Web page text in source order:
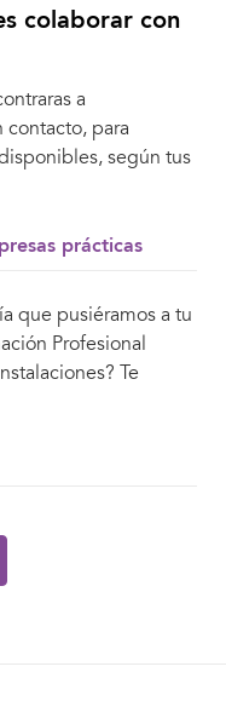
colaborar con
a
para
según tus
prácticas
que pusiéramos a tu
Profesional
Te